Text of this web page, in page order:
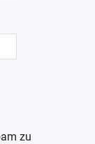
zu